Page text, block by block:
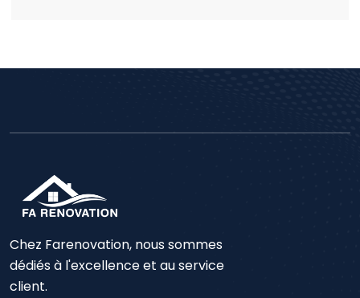
Chez Farenovation, nous sommes
dédiés à l'excellence et au service
client.